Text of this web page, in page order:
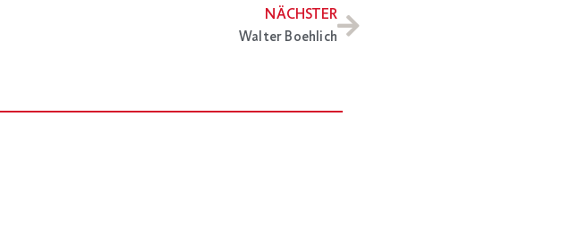
NÄCHSTER
Walter Boehlich